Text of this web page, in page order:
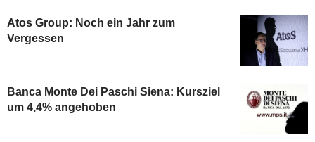
Atos Group: Noch ein Jahr zum
Vergessen
Banca Monte Dei Paschi Siena: Kursziel
um 4,4% angehoben